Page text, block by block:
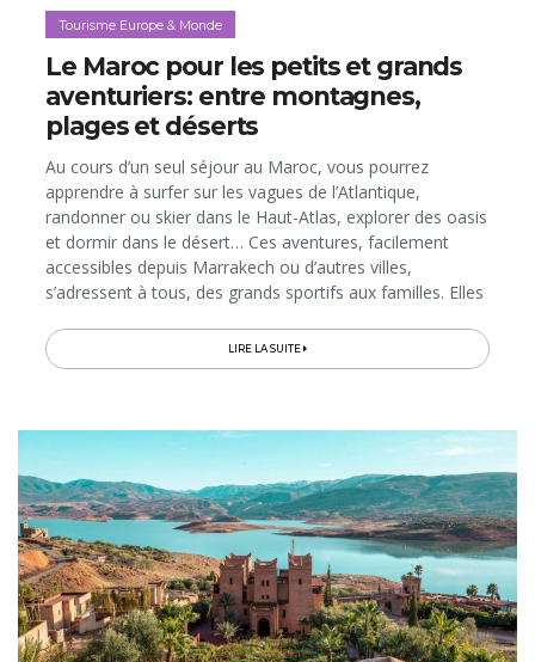
Tourisme Europe & Monde
Le Maroc pour les petits et grands
aventuriers: entre montagnes,
plages et déserts
Au cours d’un seul séjour au Maroc, vous pourrez
apprendre à surfer sur les vagues de l’Atlantique,
randonner ou skier dans le Haut-Atlas, explorer des oasis
et dormir dans le désert… Ces aventures, facilement
accessibles depuis Marrakech ou d’autres villes,
s’adressent à tous, des grands sportifs aux familles. Elles
nature...
LIRE LA SUITE